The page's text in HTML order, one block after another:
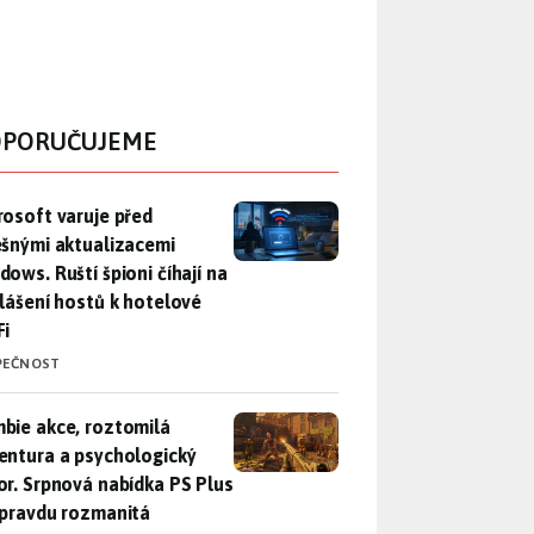
varuje před falešnými aktualizacemi Windows. Ruští
varuje před
aktualizacemi
Ruští špioni číhají na
hostů k hotelové
akce, roztomilá adventura a psychologický horor.
akce, roztomilá
a psychologický
Srpnová nabídka PS Plus
rozmanitá